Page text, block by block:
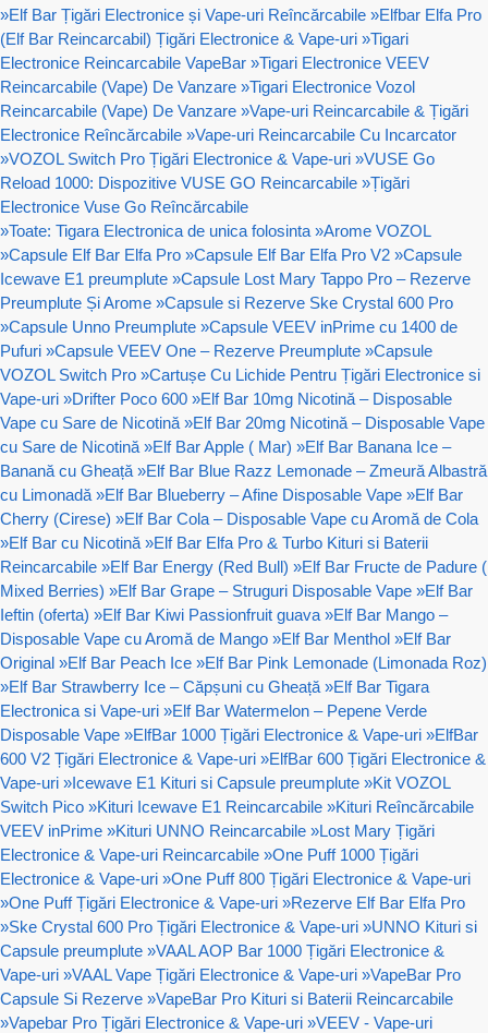
»Elf Bar Țigări Electronice și Vape-uri Reîncărcabile »Elfbar Elfa Pro
(Elf Bar Reincarcabil) Țigări Electronice & Vape-uri »Tigari
Electronice Reincarcabile VapeBar »Tigari Electronice VEEV
Reincarcabile (Vape) De Vanzare »Tigari Electronice Vozol
Reincarcabile (Vape) De Vanzare »Vape-uri Reincarcabile & Țigări
Electronice Reîncărcabile »Vape-uri Reincarcabile Cu Incarcator
»VOZOL Switch Pro Țigări Electronice & Vape-uri »VUSE Go
Reload 1000: Dispozitive VUSE GO Reincarcabile »Țigări
Electronice Vuse Go Reîncărcabile
»Toate: Tigara Electronica de unica folosinta »Arome VOZOL
»Capsule Elf Bar Elfa Pro »Capsule Elf Bar Elfa Pro V2 »Capsule
Icewave E1 preumplute »Capsule Lost Mary Tappo Pro – Rezerve
Preumplute Și Arome »Capsule si Rezerve Ske Crystal 600 Pro
»Capsule Unno Preumplute »Capsule VEEV inPrime cu 1400 de
Pufuri »Capsule VEEV One – Rezerve Preumplute »Capsule
VOZOL Switch Pro »Cartușe Cu Lichide Pentru Țigări Electronice si
Vape-uri »Drifter Poco 600 »Elf Bar 10mg Nicotină – Disposable
Vape cu Sare de Nicotină »Elf Bar 20mg Nicotină – Disposable Vape
cu Sare de Nicotină »Elf Bar Apple ( Mar) »Elf Bar Banana Ice –
Banană cu Gheață »Elf Bar Blue Razz Lemonade – Zmeură Albastră
cu Limonadă »Elf Bar Blueberry – Afine Disposable Vape »Elf Bar
Cherry (Cirese) »Elf Bar Cola – Disposable Vape cu Aromă de Cola
»Elf Bar cu Nicotină »Elf Bar Elfa Pro & Turbo Kituri si Baterii
Reincarcabile »Elf Bar Energy (Red Bull) »Elf Bar Fructe de Padure (
Mixed Berries) »Elf Bar Grape – Struguri Disposable Vape »Elf Bar
Ieftin (oferta) »Elf Bar Kiwi Passionfruit guava »Elf Bar Mango –
Disposable Vape cu Aromă de Mango »Elf Bar Menthol »Elf Bar
Original »Elf Bar Peach Ice »Elf Bar Pink Lemonade (Limonada Roz)
»Elf Bar Strawberry Ice – Căpșuni cu Gheață »Elf Bar Tigara
Electronica si Vape-uri »Elf Bar Watermelon – Pepene Verde
Disposable Vape »ElfBar 1000 Țigări Electronice & Vape-uri »ElfBar
600 V2 Țigări Electronice & Vape-uri »ElfBar 600 Țigări Electronice &
Vape-uri »Icewave E1 Kituri si Capsule preumplute »Kit VOZOL
Switch Pico »Kituri Icewave E1 Reincarcabile »Kituri Reîncărcabile
VEEV inPrime »Kituri UNNO Reincarcabile »Lost Mary Țigări
Electronice & Vape-uri Reincarcabile »One Puff 1000 Țigări
Electronice & Vape-uri »One Puff 800 Țigări Electronice & Vape-uri
»One Puff Țigări Electronice & Vape-uri »Rezerve Elf Bar Elfa Pro
»Ske Crystal 600 Pro Țigări Electronice & Vape-uri »UNNO Kituri si
Capsule preumplute »VAAL AOP Bar 1000 Țigări Electronice &
Vape-uri »VAAL Vape Țigări Electronice & Vape-uri »VapeBar Pro
Capsule Si Rezerve »VapeBar Pro Kituri si Baterii Reincarcabile
»Vapebar Pro Țigări Electronice & Vape-uri »VEEV - Vape-uri